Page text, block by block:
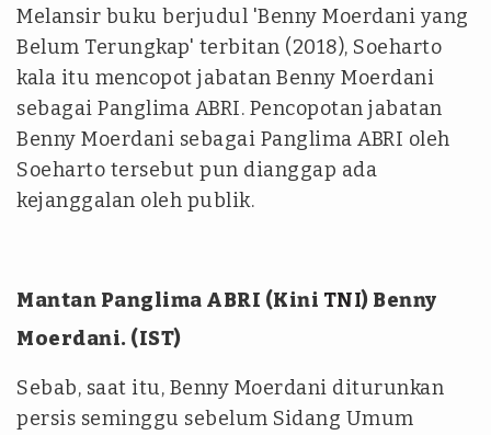
Melansir buku berjudul 'Benny Moerdani yang
Belum Terungkap' terbitan (2018), Soeharto
kala itu mencopot jabatan Benny Moerdani
sebagai Panglima ABRI. Pencopotan jabatan
Benny Moerdani sebagai Panglima ABRI oleh
Soeharto tersebut pun dianggap ada
kejanggalan oleh publik.
Mantan Panglima ABRI (Kini TNI) Benny
Moerdani. (IST)
Sebab, saat itu, Benny Moerdani diturunkan
persis seminggu sebelum Sidang Umum